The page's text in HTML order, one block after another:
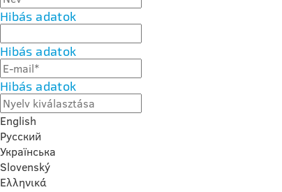
Hibás adatok
Hibás adatok
Hibás adatok
English
Русский
Українська
Slovenský
Ελληνικά